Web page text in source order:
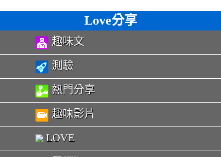
Love分享
趣味文
測驗
熱門分享
趣味影片
LOVE